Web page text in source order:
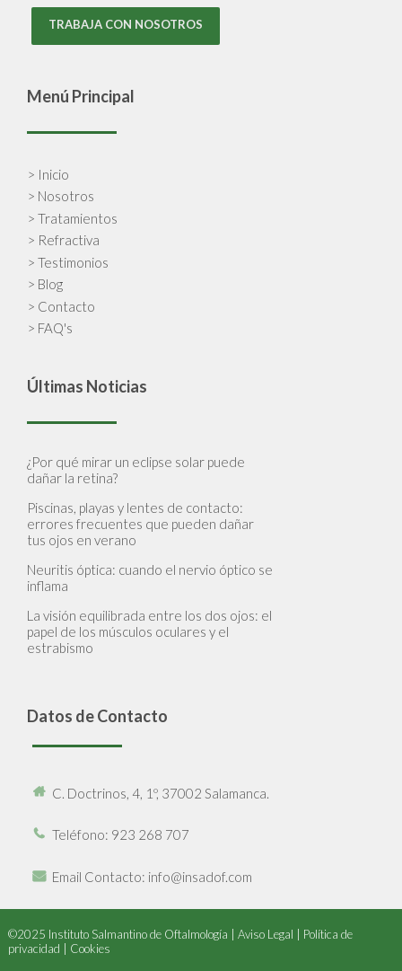
TRABAJA CON NOSOTROS
Menú Principal
> Inicio
> Nosotros
> Tratamientos
> Refractiva
> Testimonios
> Blog
> Contacto
> FAQ's
Últimas Noticias
¿Por qué mirar un eclipse solar puede
dañar la retina?
Piscinas, playas y lentes de contacto:
errores frecuentes que pueden dañar
tus ojos en verano
Neuritis óptica: cuando el nervio óptico se
inflama
La visión equilibrada entre los dos ojos: el
papel de los músculos oculares y el
estrabismo
Datos de Contacto
C. Doctrinos, 4, 1º, 37002 Salamanca.
Teléfono: 923 268 707
Email Contacto: info@insadof.com
©2025 Instituto Salmantino de Oftalmología | Aviso Legal
Política de
privacidad
Cookies